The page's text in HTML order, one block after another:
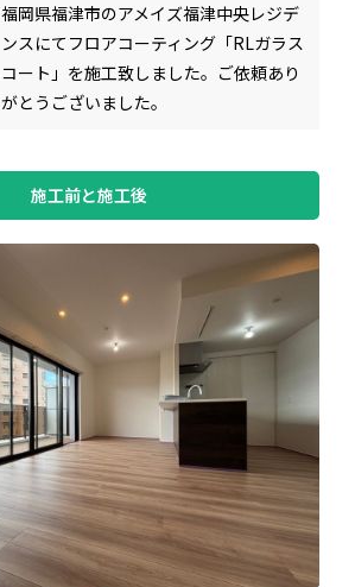
福岡県福津市のアメイズ福津中央レジデ
ンスにてフロアコーティング「RLガラス
コート」を施工致しました。ご依頼あり
がとうございました。
施工前と施工後